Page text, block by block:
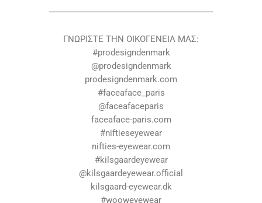
ΓΝΩΡΙΣΤΕ ΤΗΝ ΟΙΚΟΓΕΝΕΙΑ ΜΑΣ:
#prodesigndenmark
@prodesigndenmark
prodesigndenmark.com
#faceaface_paris
@faceafaceparis
faceaface-paris.com
#niftieseyewear
nifties-eyewear.com
#kilsgaardeyewear
@kilsgaardeyewear.official
kilsgaard-eyewear.dk
#wooweyewear